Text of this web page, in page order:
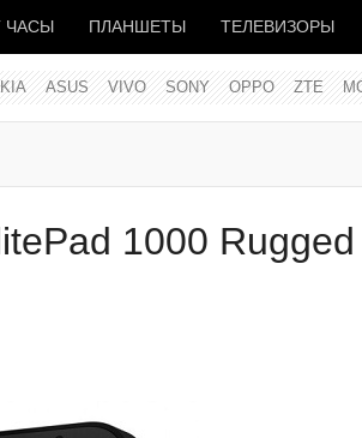
ЧАСЫ ПЛАНШЕТЫ ТЕЛЕВИЗОРЫ
ASUS VIVO SONY OPPO ZTE
1000 Rugged